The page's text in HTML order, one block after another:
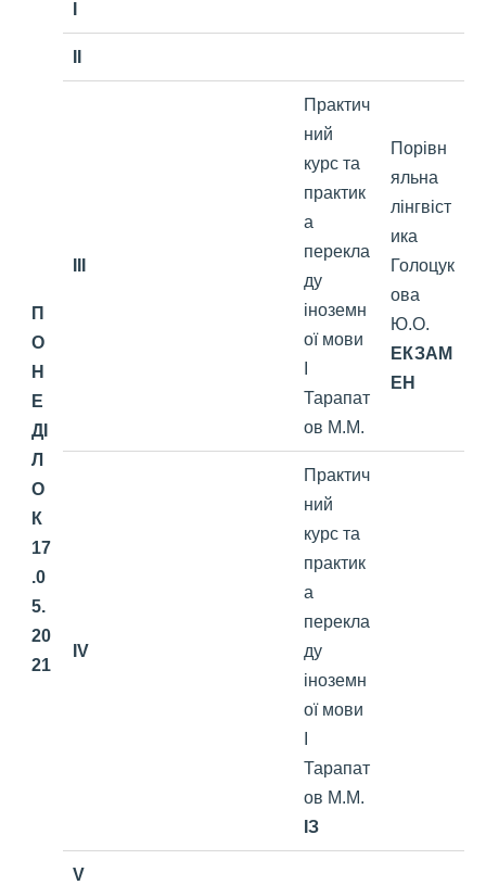
П
О
Н
Е
ДІ
Л
О
К
17
.0
5.
20
21
Практич
ний
курс та
практик
а
перекла
ду
іноземн
ої мови
Тарапат
ов М.М.
Порівн
яльна
лінгвіст
ика
Голоцук
ова
Ю.О.
ЕКЗАМ
ЕН
IV
Практич
ний
курс та
практик
а
перекла
ду
іноземн
ої мови
Тарапат
ов М.М.
ІЗ
V